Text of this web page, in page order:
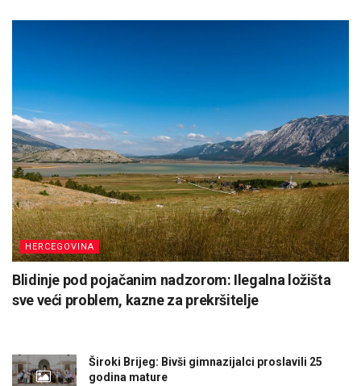
HERCEGOVINA
Blidinje pod pojačanim nadzorom: Ilegalna ložišta
sve veći problem, kazne za prekršitelje
Široki Brijeg: Bivši gimnazijalci proslavili 25
godina mature